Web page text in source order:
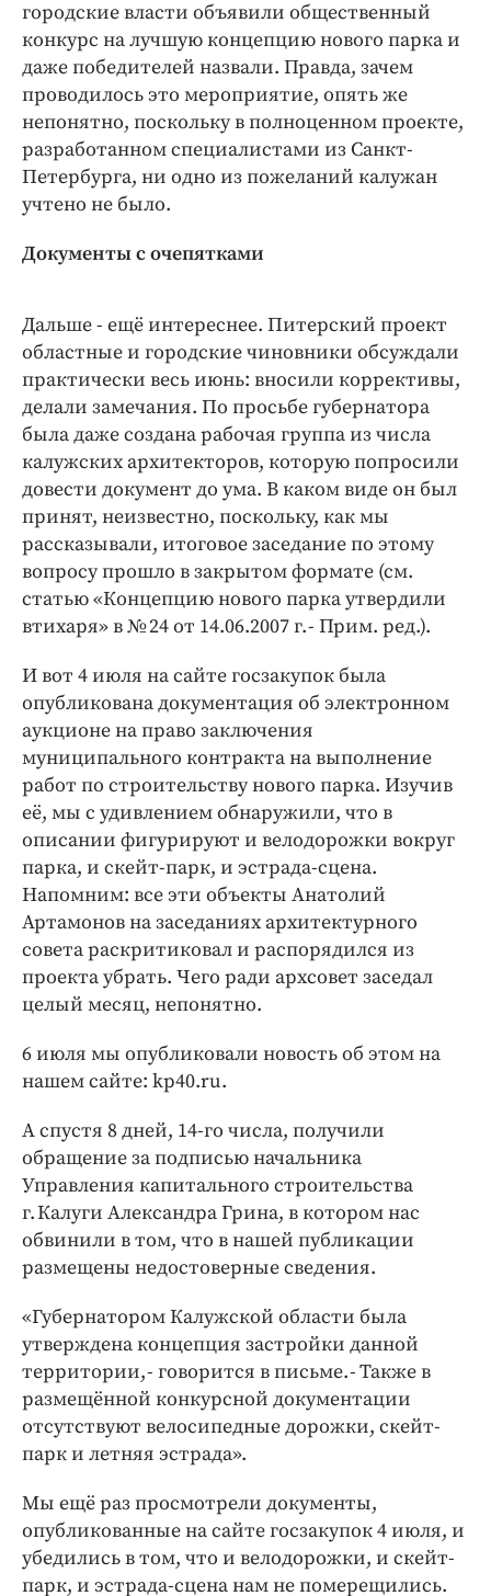
городские власти объявили общественный
конкурс на лучшую концепцию нового парка и
даже победителей назвали. Правда, зачем
проводилось это мероприятие, опять же
непонятно, поскольку в полноценном проекте,
разработанном специалистами из Санкт-
Петербурга, ни одно из пожеланий калужан
учтено не было.
Документы с очепятками
Дальше - ещё интереснее. Питерский проект
областные и городские чиновники обсуждали
практически весь июнь: вносили коррективы,
делали замечания. По просьбе губернатора
была даже создана рабочая группа из числа
калужских архитекторов, которую попросили
довести документ до ума. В каком виде он был
принят, неизвестно, поскольку, как мы
рассказывали, итоговое заседание по этому
вопросу прошло в закрытом формате (см.
статью «Концепцию нового парка утвердили
втихаря» в № 24 от 14.06.2007 г. - Прим. ред.).
И вот 4 июля на сайте госзакупок была
опубликована документация об электронном
аукционе на право заключения
муниципального контракта на выполнение
работ по строительству нового парка. Изучив
её, мы с удивлением обнаружили, что в
описании фигурируют и велодорожки вокруг
парка, и скейт-парк, и эстрада-сцена.
Напомним: все эти объекты Анатолий
Артамонов на заседаниях архитектурного
совета раскритиковал и распорядился из
проекта убрать. Чего ради архсовет заседал
целый месяц, непонятно.
6 июля мы опубликовали новость об этом на
нашем сайте: kp40.ru.
А спустя 8 дней, 14-го числа, получили
обращение за подписью начальника
Управления капитального строительства
г. Калуги Александра Грина, в котором нас
обвинили в том, что в нашей публикации
размещены недостоверные сведения.
«Губернатором Калужской области была
утверждена концепция застройки данной
территории, - говорится в письме. - Также в
размещённой конкурсной документации
отсутствуют велосипедные дорожки, скейт-
парк и летняя эстрада».
Мы ещё раз просмотрели документы,
опубликованные на сайте госзакупок 4 июля, и
убедились в том, что и велодорожки, и скейт-
парк, и эстрада-сцена нам не померещились.